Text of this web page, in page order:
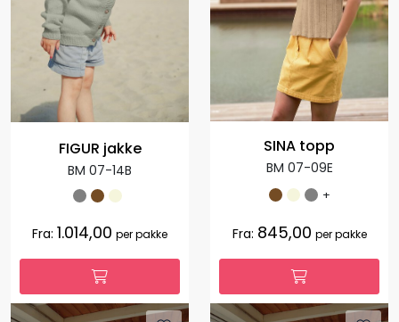
FIGUR jakke
BM 07-14B
Fra: 1.014,00 per pakke
SINA topp
BM 07-09E
+
Fra: 845,00 per pakke